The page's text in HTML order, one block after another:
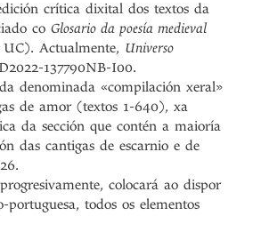
crítica dixital dos textos da
co Glosario da poesía medieval
Actualmente, Universo
137790NB-I00.
denominada «compilación xeral»
de amor (textos 1-640), xa
da sección que contén a maioría
das cantigas de escarnio e de
colocará ao dispor
todos os elementos